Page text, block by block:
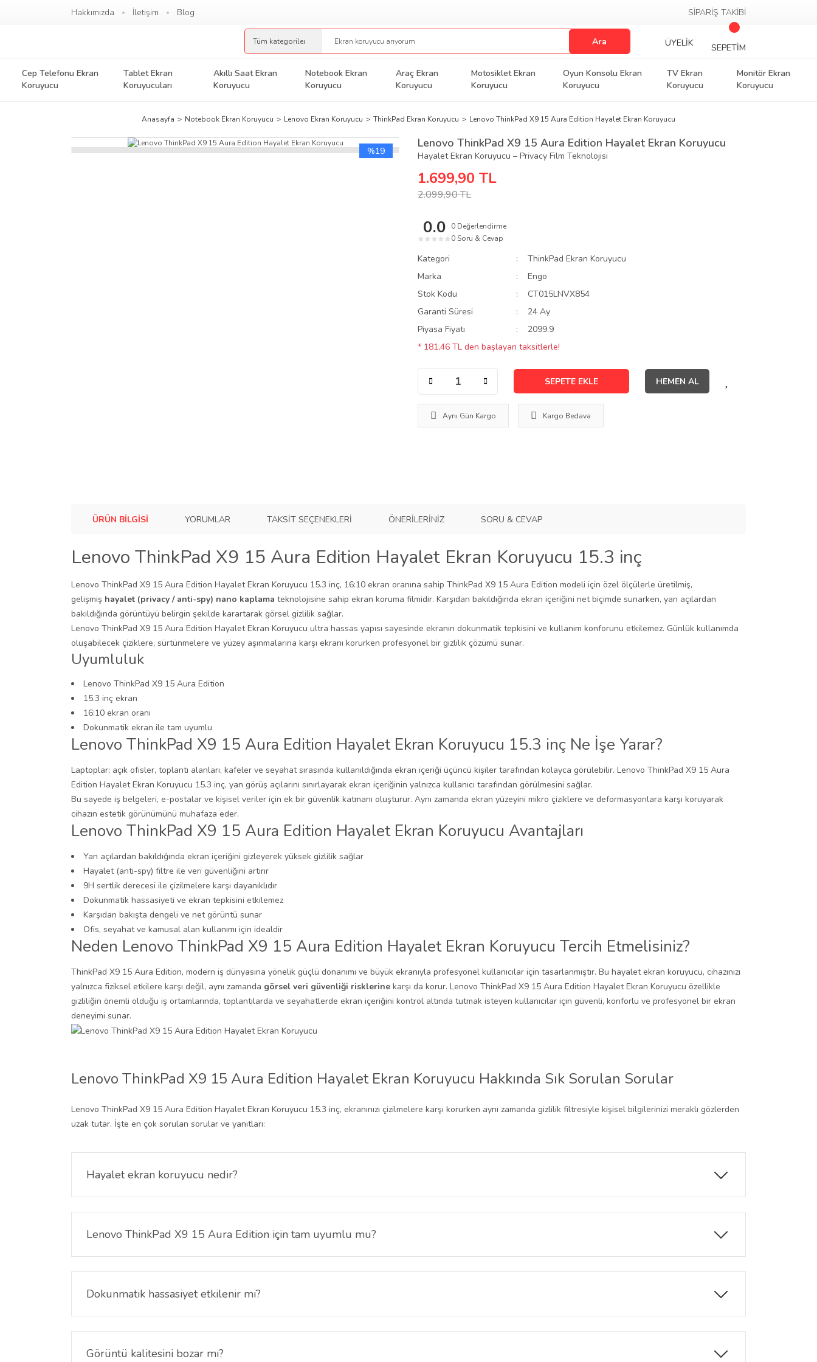
Hakkımızda İletişim Blog SİPARİŞ TAKİBİ
Ara ÜYELİK SEPETİM
Cep Telefonu Ekran
Koruyucu
Tablet Ekran
Koruyucuları
Akıllı Saat Ekran
Koruyucu
Notebook Ekran
Koruyucu
Araç Ekran
Koruyucu
Motosiklet Ekran
Koruyucu
Oyun Konsolu Ekran
Koruyucu
TV Ekran
Koruyucu
Monitör Ekran
Koruyucu
Anasayfa Notebook Ekran Koruyucu Lenovo Ekran Koruyucu ThinkPad Ekran Koruyucu Lenovo ThinkPad X9 15 Aura Edition Hayalet Ekran Koruyucu
%19
Lenovo ThinkPad X9 15 Aura Edition Hayalet Ekran Koruyucu
Hayalet Ekran Koruyucu – Privacy Film Teknolojisi
1.699,90 TL
2.099,90 TL
0.0
★ ★ ★ ★ ★
0 Değerlendirme
0 Soru & Cevap
Kategori
ThinkPad Ekran Koruyucu
Marka
Engo
Stok Kodu
CT015LNVX854
Garanti Süresi
24 Ay
Piyasa Fiyatı
2099.9
* 181,46 TL den başlayan taksitlerle!
SEPETE EKLE HEMEN AL
Aynı Gün Kargo Kargo Bedava
ÜRÜN BILGISI YORUMLAR TAKSIT SEÇENEKLERI ÖNERILERINIZ SORU & CEVAP
Lenovo ThinkPad X9 15 Aura Edition Hayalet Ekran Koruyucu 15.3 inç
Lenovo ThinkPad X9 15 Aura Edition Hayalet Ekran Koruyucu 15.3 inç, 16:10 ekran oranına sahip ThinkPad X9 15 Aura Edition modeli için özel ölçülerle üretilmiş,
gelişmiş hayalet (privacy / anti-spy) nano kaplama teknolojisine sahip ekran koruma filmidir. Karşıdan bakıldığında ekran içeriğini net biçimde sunarken, yan açılardan
bakıldığında görüntüyü belirgin şekilde karartarak görsel gizlilik sağlar.
Lenovo ThinkPad X9 15 Aura Edition Hayalet Ekran Koruyucu ultra hassas yapısı sayesinde ekranın dokunmatik tepkisini ve kullanım konforunu etkilemez. Günlük kullanımda
oluşabilecek çiziklere, sürtünmelere ve yüzey aşınmalarına karşı ekranı korurken profesyonel bir gizlilik çözümü sunar.
Uyumluluk
Lenovo ThinkPad X9 15 Aura Edition
15.3 inç ekran
16:10 ekran oranı
Dokunmatik ekran ile tam uyumlu
Lenovo ThinkPad X9 15 Aura Edition Hayalet Ekran Koruyucu 15.3 inç Ne İşe Yarar?
Laptoplar; açık ofisler, toplantı alanları, kafeler ve seyahat sırasında kullanıldığında ekran içeriği üçüncü kişiler tarafından kolayca görülebilir. Lenovo ThinkPad X9 15 Aura
Edition Hayalet Ekran Koruyucu 15.3 inç, yan görüş açılarını sınırlayarak ekran içeriğinin yalnızca kullanıcı tarafından görülmesini sağlar.
Bu sayede iş belgeleri, e-postalar ve kişisel veriler için ek bir güvenlik katmanı oluşturur. Aynı zamanda ekran yüzeyini mikro çiziklere ve deformasyonlara karşı koruyarak
cihazın estetik görünümünü muhafaza eder.
Lenovo ThinkPad X9 15 Aura Edition Hayalet Ekran Koruyucu Avantajları
Yan açılardan bakıldığında ekran içeriğini gizleyerek yüksek gizlilik sağlar
Hayalet (anti-spy) filtre ile veri güvenliğini artırır
9H sertlik derecesi ile çizilmelere karşı dayanıklıdır
Dokunmatik hassasiyeti ve ekran tepkisini etkilemez
Karşıdan bakışta dengeli ve net görüntü sunar
Ofis, seyahat ve kamusal alan kullanımı için idealdir
Neden Lenovo ThinkPad X9 15 Aura Edition Hayalet Ekran Koruyucu Tercih Etmelisiniz?
ThinkPad X9 15 Aura Edition, modern iş dünyasına yönelik güçlü donanımı ve büyük ekranıyla profesyonel kullanıcılar için tasarlanmıştır. Bu hayalet ekran koruyucu, cihazınızı
yalnızca fiziksel etkilere karşı değil, aynı zamanda görsel veri güvenliği risklerine karşı da korur. Lenovo ThinkPad X9 15 Aura Edition Hayalet Ekran Koruyucu özellikle
gizliliğin önemli olduğu iş ortamlarında, toplantılarda ve seyahatlerde ekran içeriğini kontrol altında tutmak isteyen kullanıcılar için güvenli, konforlu ve profesyonel bir ekran
deneyimi sunar.
Lenovo ThinkPad X9 15 Aura Edition Hayalet Ekran Koruyucu Hakkında Sık Sorulan Sorular
Lenovo ThinkPad X9 15 Aura Edition Hayalet Ekran Koruyucu 15.3 inç, ekranınızı çizilmelere karşı korurken aynı zamanda gizlilik filtresiyle kişisel bilgilerinizi meraklı gözlerden
uzak tutar. İşte en çok sorulan sorular ve yanıtları:
Hayalet ekran koruyucu nedir?
Hayalet ekran koruyucu, yalnızca tam karşıdan bakıldığında görüntüyü net gösterir. Yan açılardan bakan kişiler ekranı karanlık görür, böylece gizliliğiniz korunur.
Lenovo ThinkPad X9 15 Aura Edition için tam uyumlu mu?
Evet. Lenovo ThinkPad X9 15 Aura Edition Hayalet Ekran Koruyucu 15.3 inç 16:10 ekran oranına özel üretilmiştir ve cihazınızın ekranına birebir uyum sağlar.
Dokunmatik hassasiyet etkilenir mi?
Hayır. Lenovo ThinkPad X9 15 Aura Edition Hayalet Ekran Koruyucu ultra şeffaf yapısı sayesinde oyunlarda, günlük kullanımda ve tüm işlemlerde ekran
hassasiyeti korunur.
Görüntü kalitesini bozar mı?